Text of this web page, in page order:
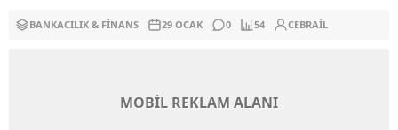
BANKACILIK & FINANS 29 OCAK 0 54 CEBRAIL
MOBİL REKLAM ALANI